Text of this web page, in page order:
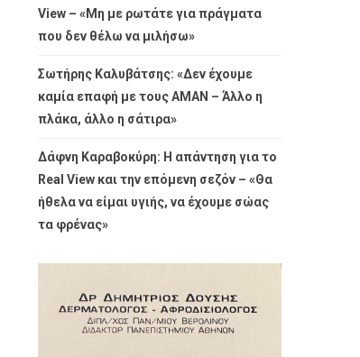
View – «Μη με ρωτάτε για πράγματα
που δεν θέλω να μιλήσω»
Σωτήρης Καλυβάτσης: «Δεν έχουμε
καμία επαφή με τους ΑΜΑΝ – Άλλο η
πλάκα, άλλο η σάτιρα»
Δάφνη Καραβοκύρη: Η απάντηση για το
Real View και την επόμενη σεζόν – «Θα
ήθελα να είμαι υγιής, να έχουμε σώας
τα φρένας»